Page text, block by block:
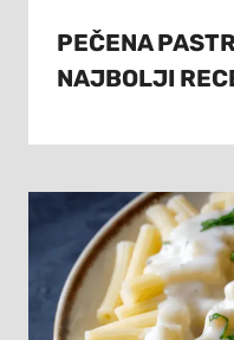
PEČENA
NAJBOLJI